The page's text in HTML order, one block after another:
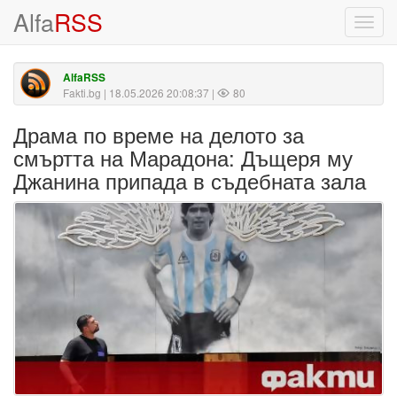
AlfaRSS
AlfaRSS
Fakti.bg | 18.05.2026 20:08:37 | 80
Драма по време на делото за
смъртта на Марадона: Дъщеря му
Джанина припада в съдебната зала